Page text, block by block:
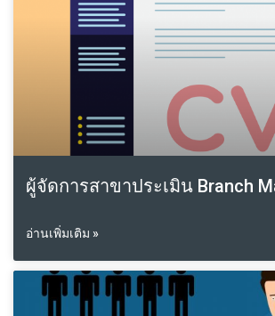
ผู้จัดการสาขาประเมิน Branch
อ่านเพิ่มเติม »